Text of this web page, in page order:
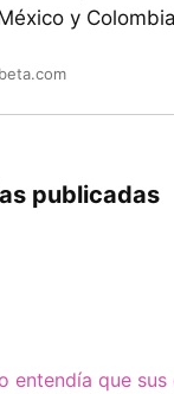
y
publicadas
entendía que sus